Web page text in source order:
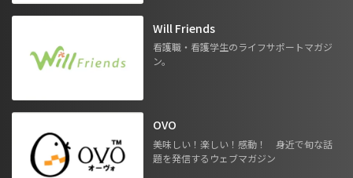
Will Friends
看護職・看護学生のライフサポートマガジ
ン。
OVO
美味しい！楽しい！感動！ 身近で旬な話
題を発信するウェブマガジン